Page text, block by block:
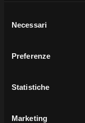
delNecessari
Preferenze
Statistiche
Marketing